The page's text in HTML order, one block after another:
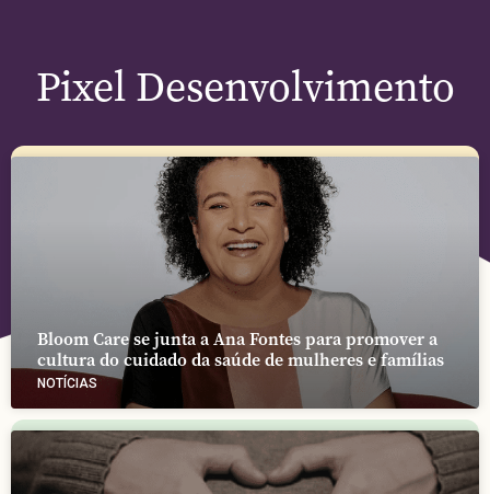
Pixel Desenvolvimento
NOTÍCIAS
Bloom Care se junta a Ana Fontes para promover a
cultura do cuidado da saúde de mulheres e famílias